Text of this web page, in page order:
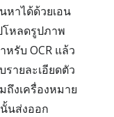
าได้ด้วยเอน
โหลดรูปภาพ
หรับ OCR แล้ว
รายละเอียดตัว
งเครื่องหมาย
นส่งออก